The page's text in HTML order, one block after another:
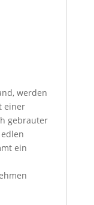
werden
einer
gebrauter
ein